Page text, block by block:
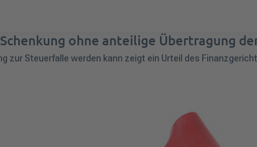
ohne anteilige Übertragung
zur Steuerfalle werden kann zeigt ein Urteil des